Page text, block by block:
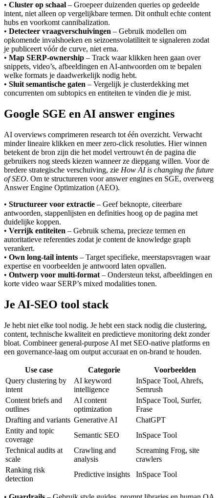
• Cluster op schaal – Groepeer duizenden queries op gedeelde
intent, niet alleen op vergelijkbare termen. Dit onthult echte content
hubs en voorkomt cannibalization.
• Detecteer vraagverschuivingen – Gebruik modellen om
opkomende invalshoeken en seizoensvolatiliteit te signaleren zodat
je publiceert vóór de curve, niet erna.
• Map SERP-ownership – Track waar klikken heen gaan over
snippets, video’s, afbeeldingen en AI-antwoorden om te bepalen
welke formats je daadwerkelijk nodig hebt.
• Sluit semantische gaten – Vergelijk je clusterdekking met
concurrenten om subtopics en entiteiten te vinden die je mist.
Google SGE en AI answer engines
AI overviews comprimeren research tot één overzicht. Verwacht
minder lineaire klikken en meer zero-click resoluties. Hier winnen
betekent de bron zijn die het model vertrouwt én de pagina die
gebruikers nog steeds kiezen wanneer ze diepgang willen. Voor de
bredere strategische verschuiving, zie How AI is changing the future
of SEO. Om te structureren voor answer engines en SGE, overweeg
Answer Engine Optimization (AEO).
• Structureer voor extractie – Geef beknopte, citeerbare
antwoorden, stappenlijsten en definities hoog op de pagina met
duidelijke koppen.
• Verrijk entiteiten – Gebruik schema, precieze termen en
autoritatieve referenties zodat je content de knowledge graph
verankert.
• Own long-tail intents – Target specifieke, meerstapsvragen waar
expertise en voorbeelden je antwoord laten opvallen.
• Ontwerp voor multi-format – Ondersteun tekst, afbeeldingen en
korte video waar SERP’s mixed modalities tonen.
Je AI-SEO tool stack
Je hebt niet elke tool nodig. Je hebt een stack nodig die clustering,
content, technische kwaliteit en predictieve monitoring dekt zonder
bloat. Combineer general-purpose AI met SEO-native platforms en
een governance-laag om output accuraat en on-brand te houden.
Use case Categorie
Voorbeelden
Query clustering by
intent
AI keyword
intelligence
InSpace Tool, Ahrefs,
Semrush
Content briefs and
outlines
AI content
optimization
InSpace Tool, Surfer,
Frase
Drafting and variants Generative AI
ChatGPT
Entity and topic
coverage
Semantic SEO
InSpace Tool
Technical audits at
scale
Crawling and
analysis
Screaming Frog, site
crawlers
Ranking risk
detection
Predictive insights InSpace Tool